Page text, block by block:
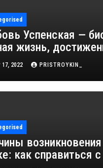
Успенская —
жизнь,
2022 PRISTROYKIN_
как справиться